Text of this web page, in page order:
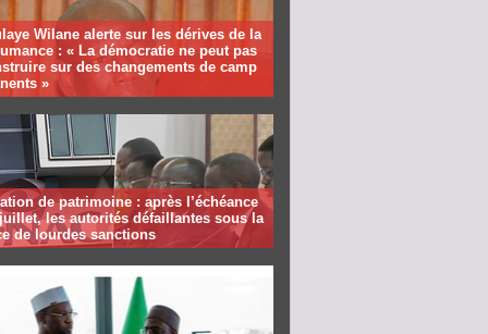
Wilane alerte sur les dérives de la
: « La démocratie ne peut pas
sur des changements de camp
»
de patrimoine : après l’échéance
les autorités défaillantes sous la
de lourdes sanctions